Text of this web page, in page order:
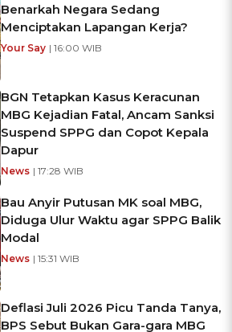
Benarkah Negara Sedang
Menciptakan Lapangan Kerja?
Your Say | 16:00 WIB
BGN Tetapkan Kasus Keracunan
MBG Kejadian Fatal, Ancam Sanksi
Suspend SPPG dan Copot Kepala
Dapur
News | 17:28 WIB
Bau Anyir Putusan MK soal MBG,
Diduga Ulur Waktu agar SPPG Balik
Modal
News | 15:31 WIB
Deflasi Juli 2026 Picu Tanda Tanya,
BPS Sebut Bukan Gara-gara MBG